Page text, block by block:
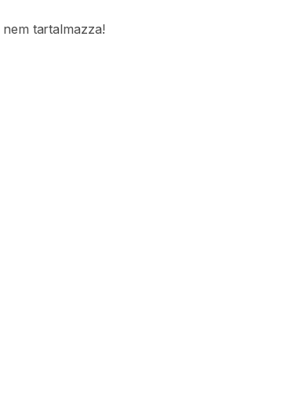
nem tartalmazza!